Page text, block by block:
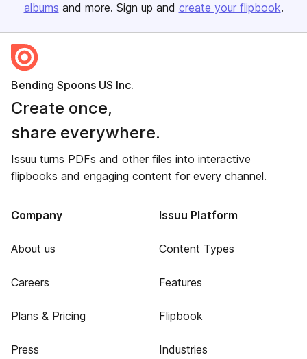
albums and more. Sign up and create your flipbook.
Bending Spoons US Inc.
Create once,
share everywhere.
Issuu turns PDFs and other files into interactive
flipbooks and engaging content for every channel.
Company
About us
Careers
Plans & Pricing
Press
Issuu Platform
Content Types
Features
Flipbook
Industries